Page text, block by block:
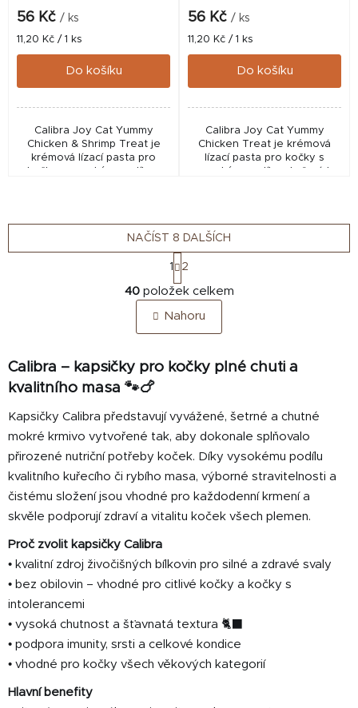
56 Kč / ks
Měrná
cena:
11,20 Kč / 1 ks
Do košíku
Calibra Joy Cat Yummy
Chicken & Shrimp Treat je
krémová lízací pasta pro
56 Kč / ks
Měrná
cena:
11,20 Kč / 1 ks
Do košíku
Calibra Joy Cat Yummy
Chicken Treat je krémová
lízací pasta pro kočky s
O
v
l
á
d
a
p
r
v
k
y
v
i
s
NAČÍST 8 DALŠÍCH
S
t
r
á
n
k
v
í
1 2
40položek celkem
Nahoru
Calibra – kapsičky pro kočky plné chuti a
kvalitního masa 🐾🍗
Kapsičky Calibra představují vyvážené, šetrné a chutné
mokré krmivo vytvořené tak, aby dokonale splňovalo
přirozené nutriční potřeby koček. Díky vysokému podílu
kvalitního kuřecího či rybího masa, výborné stravitelnosti a
čistému složení jsou vhodné pro každodenní krmení a
skvěle podporují zdraví a vitalitu koček všech plemen.
Proč zvolit kapsičky Calibra
• kvalitní zdroj živočišných bílkovin pro silné a zdravé svaly
• bez obilovin – vhodné pro citlivé kočky a kočky s
intolerancemi
• vysoká chutnost a šťavnatá textura 🐈‍⬛
• podpora imunity, srsti a celkové kondice
• vhodné pro kočky všech věkových kategorií
Hlavní benefity